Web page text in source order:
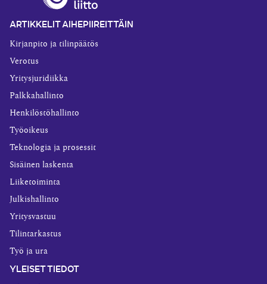
ARTIKKELIT AIHEPIIREITTÄIN
Kirjanpito ja tilinpäätös
Verotus
Yritysjuridiikka
Palkkahallinto
Henkilöstöhallinto
Työoikeus
Teknologia ja prosessit
Sisäinen laskenta
Liiketoiminta
Julkishallinto
Yritysvastuu
Tilintarkastus
Työ ja ura
YLEISET TIEDOT